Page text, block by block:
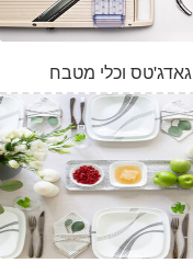
גאדג'טס וכלי מטבח